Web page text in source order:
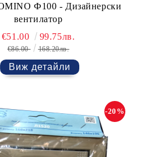
Ф100 - Дизайнерски
вентилатор
€51.00 99.75лв.
€86.00 168.20лв.
Виж детайли
-20%